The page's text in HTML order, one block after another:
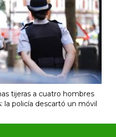
tijeras a cuatro hombres
la policía descartó un móvil